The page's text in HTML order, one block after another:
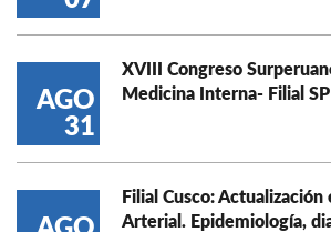
AGO
31
XVIII Congreso
Medicina Interna- Filial
Filial Cusco:
Arterial. Epidemiología,